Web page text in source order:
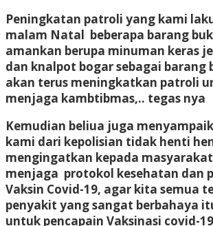
Peningkatan patroli yang kami
malam Natal beberapa barang
amankan berupa minuman keras
dan knalpot bogar sebagai barang
akan terus meningkatkan patroli
menjaga kambtibmas,.. tegas nya
Kemudian beliua juga
kami dari kepolisian tidak henti
mengingatkan kepada
menjaga protokol kesehatan dan
Vaksin Covid-19, agar kita semua
penyakit yang sangat berbahaya
untuk pencapain Vaksinasi covid-